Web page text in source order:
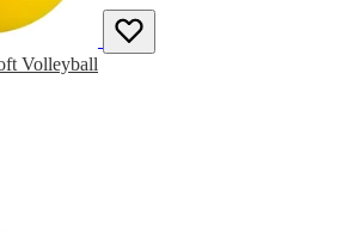
Volleyball